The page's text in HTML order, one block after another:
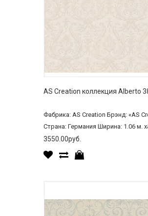
AS Creation коллекция Alberto
Фабрика: AS Creation Брэнд: «AS
Страна: Германия Ширина: 1.06 м.
3550.00руб.